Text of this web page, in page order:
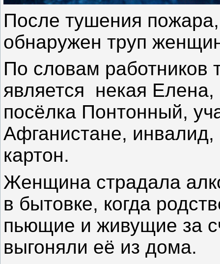
После тушения
обнаружен труп
По словам работников
является некая
посёлка Понтонный,
Афганистане,
картон.
Женщина страдала
в бытовке, когда
пьющие и живущие за
выгоняли её из дома.